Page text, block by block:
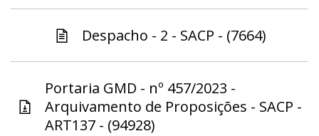
Despacho - 2 - SACP - (7664)
Portaria GMD - nº 457/2023 -
Arquivamento de Proposições - SACP -
ART137 - (94928)